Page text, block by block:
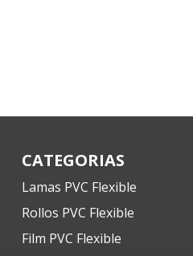
CATEGORIAS
Lamas PVC Flexible
Rollos PVC Flexible
Film PVC Flexible